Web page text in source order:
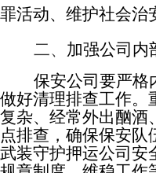
罪活动、维护社会治
二、 加强公司内
保安公司要严格
做好清理排查工作。
复杂、经常外出酗酒
点排查，确保保安
武装守护押运公司安